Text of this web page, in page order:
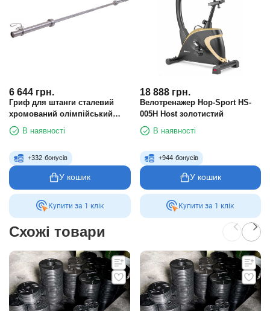
6 644 грн.
Гриф для штанги сталевий
хромований олімпійський
професійний прямий із
замками та підшипником 2.2 м
В наявності
+332 бонусів
У кошик
Купити за 1 клiк
18 888 грн.
Велотренажер Hop-Sport HS-
005H Host золотистий
В наявності
+944 бонусів
У кошик
Купити за 1 клiк
Схожі товари